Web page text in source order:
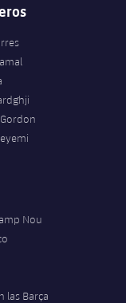
Nou
las Barça